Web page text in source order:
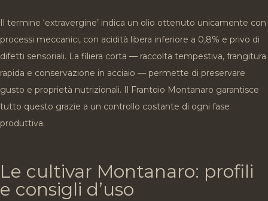
Il termine ‘extravergine’ indica un olio ottenuto unicamente con
processi meccanici, con acidità libera inferiore a 0,8% e privo di
difetti sensoriali. La filiera corta — raccolta tempestiva, frangitura
rapida e conservazione in acciaio — permette di preservare
gusto e proprietà nutrizionali. Il Frantoio Montanaro garantisce
tutto questo grazie a un controllo costante di ogni fase
produttiva.
Le cultivar Montanaro: profili
e consigli d’uso